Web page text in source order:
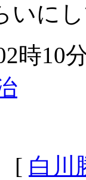
いに
時10
[ 白川